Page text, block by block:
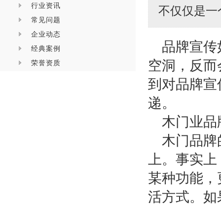
行业资讯
常见问题
企业动态
经典案例
荣誉资质
不仅仅是
品牌宣
空洞，反
到对品牌
递。
木门业品
木门品牌
上。事实
某种功能
活方式。